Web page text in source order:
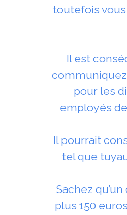
toutefois
Il est
pour les
employés
Il pourrait
tel que
Sachez
plus 150